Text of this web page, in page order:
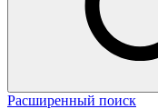
Расширенный поиск